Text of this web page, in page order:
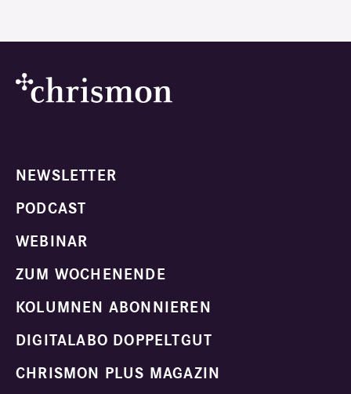
NEWSLETTER
PODCAST
WEBINAR
ZUM WOCHENENDE
KOLUMNEN ABONNIEREN
DIGITALABO DOPPELTGUT
CHRISMON PLUS MAGAZIN